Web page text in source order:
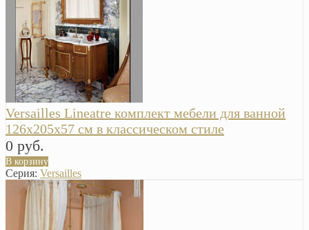
Versailles Lineatre комплект мебели для ванной
126х205х57 см в классическом стиле
0 руб.
В корзину
Серия: Versailles